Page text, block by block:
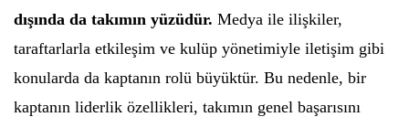
dışında da takımın yüzüdür. Medya ile ilişkiler,
taraftarlarla etkileşim ve kulüp yönetimiyle iletişim gibi
konularda da kaptanın rolü büyüktür. Bu nedenle, bir
kaptanın liderlik özellikleri, takımın genel başarısını